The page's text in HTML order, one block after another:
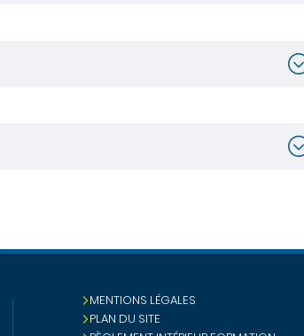
MENTIONS LÉGALES
PLAN DU SITE